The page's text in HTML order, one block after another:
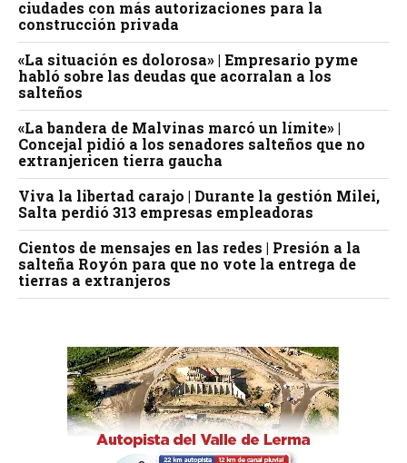
ciudades con más autorizaciones para la
construcción privada
«La situación es dolorosa» | Empresario pyme
habló sobre las deudas que acorralan a los
salteños
«La bandera de Malvinas marcó un límite» |
Concejal pidió a los senadores salteños que no
extranjericen tierra gaucha
Viva la libertad carajo | Durante la gestión Milei,
Salta perdió 313 empresas empleadoras
Cientos de mensajes en las redes | Presión a la
salteña Royón para que no vote la entrega de
tierras a extranjeros